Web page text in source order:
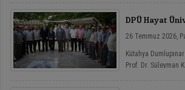
değerlendirmelerini
Yaz Atölyeleri
DPÜ Hayat
26 Temmuz 2026,
Kütahya
Prof. Dr. Süleyman